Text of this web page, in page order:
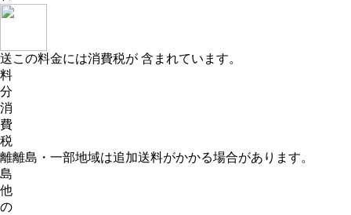
送
料
分
消
費
税
この料金には消費税が 含まれています。
離
島
他
の
離島・一部地域は追加送料がかかる場合があります。